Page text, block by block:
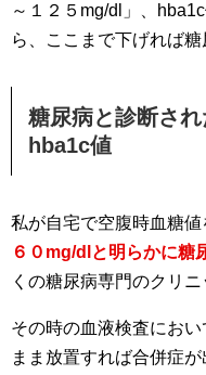
～１２５mg/dl」、
ら、ここまで下げれば
糖尿病と診断さ
hba1c値
私が自宅で空腹時血糖
６０mg/dlと明らかに糖
くの糖尿病専門のクリ
その時の血液検査におい
まま放置すれば合併症が